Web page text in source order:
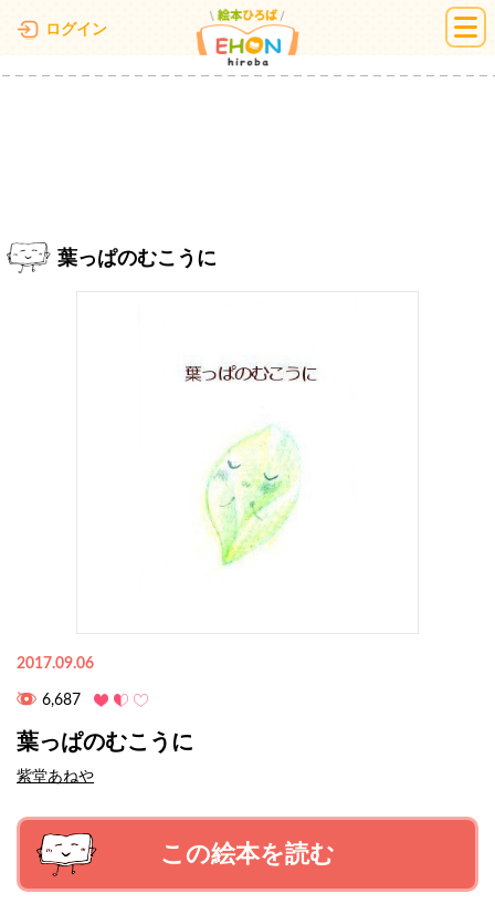
ログイン 絵本ひろば
葉っぱのむこうに
2017.09.06
6,687
葉っぱのむこうに
紫堂あねや
この絵本を読む